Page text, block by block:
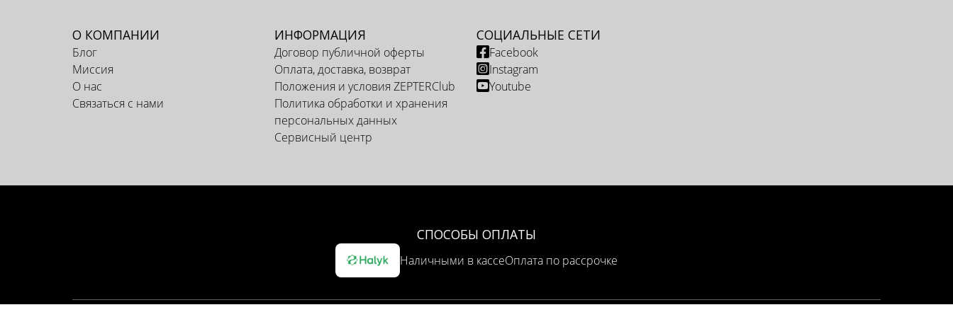
О КОМПАНИИ
Блог
Миссия
О нас
Связаться с нами
ИНФОРМАЦИЯ
Договор публичной оферты
Оплата, доставка, возврат
Положения и условия ZEPTERClub
Политика обработки и хранения
персональных данных
Сервисный центр
СОЦИАЛЬНЫЕ СЕТИ
Facebook
Instagram
Youtube
СПОСОБЫ ОПЛАТЫ
Наличными в кассеОплата по рассрочке
ОПЦИЯ ДОСТАВКИ